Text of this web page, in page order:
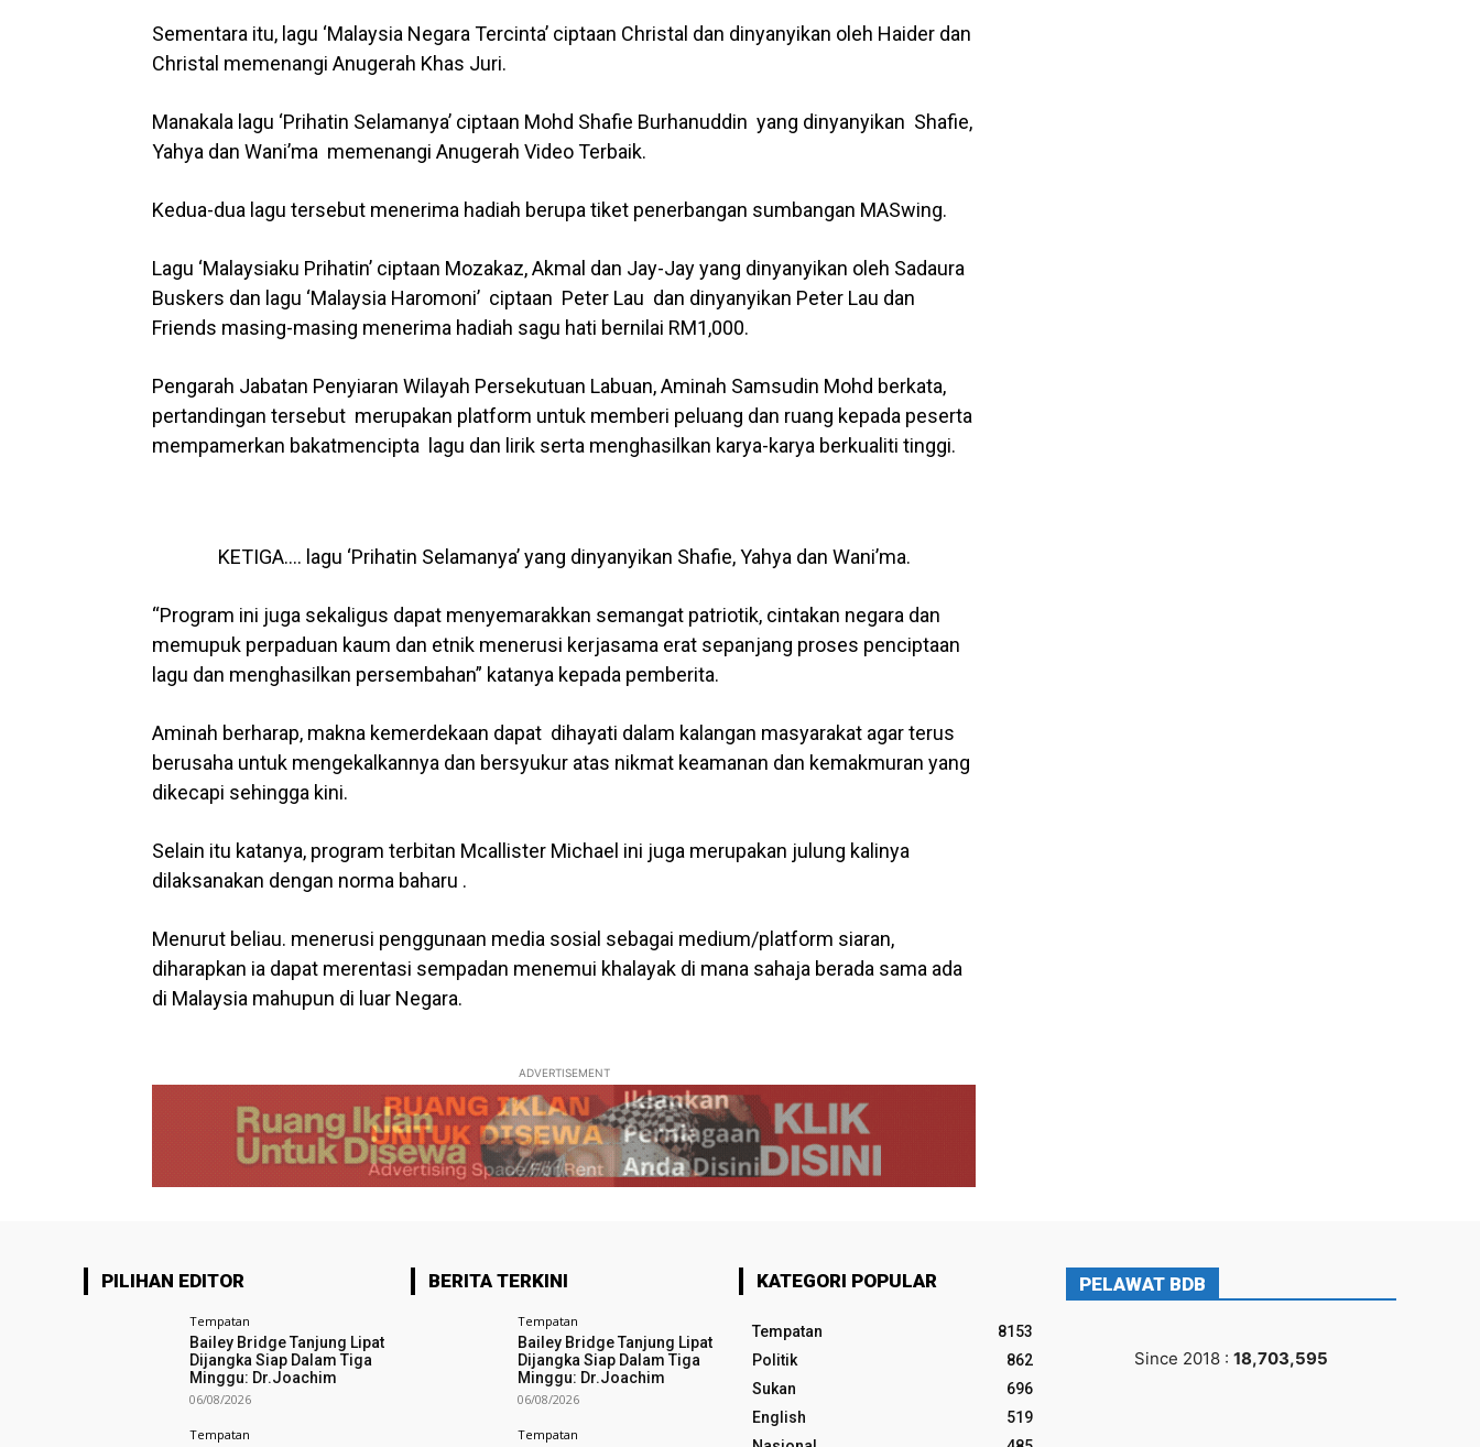
Sementara itu, lagu ‘Malaysia Negara Tercinta’ ciptaan Christal dan dinyanyikan oleh Haider dan
Christal memenangi Anugerah Khas Juri.
Manakala lagu ‘Prihatin Selamanya’ ciptaan Mohd Shafie Burhanuddin yang dinyanyikan Shafie,
Yahya dan Wani’ma memenangi Anugerah Video Terbaik.
Kedua-dua lagu tersebut menerima hadiah berupa tiket penerbangan sumbangan MASwing.
Lagu ‘Malaysiaku Prihatin’ ciptaan Mozakaz, Akmal dan Jay-Jay yang dinyanyikan oleh Sadaura
Buskers dan lagu ‘Malaysia Haromoni’ ciptaan Peter Lau dan dinyanyikan Peter Lau dan
Friends masing-masing menerima hadiah sagu hati bernilai RM1,000.
Pengarah Jabatan Penyiaran Wilayah Persekutuan Labuan, Aminah Samsudin Mohd berkata,
pertandingan tersebut merupakan platform untuk memberi peluang dan ruang kepada peserta
mempamerkan bakatmencipta lagu dan lirik serta menghasilkan karya-karya berkualiti tinggi.
KETIGA…. lagu ‘Prihatin Selamanya’ yang dinyanyikan Shafie, Yahya dan Wani’ma.
“Program ini juga sekaligus dapat menyemarakkan semangat patriotik, cintakan negara dan
memupuk perpaduan kaum dan etnik menerusi kerjasama erat sepanjang proses penciptaan
lagu dan menghasilkan persembahan” katanya kepada pemberita.
Aminah berharap, makna kemerdekaan dapat dihayati dalam kalangan masyarakat agar terus
berusaha untuk mengekalkannya dan bersyukur atas nikmat keamanan dan kemakmuran yang
dikecapi sehingga kini.
Selain itu katanya, program terbitan Mcallister Michael ini juga merupakan julung kalinya
dilaksanakan dengan norma baharu .
Menurut beliau. menerusi penggunaan media sosial sebagai medium/platform siaran,
diharapkan ia dapat merentasi sempadan menemui khalayak di mana sahaja berada sama ada
di Malaysia mahupun di luar Negara.
ADVERTISEMENT
PILIHAN EDITOR
Tempatan
Bailey Bridge Tanjung Lipat
Dijangka Siap Dalam Tiga
Minggu: Dr.Joachim
06/08/2026
Tempatan
BERITA TERKINI
Tempatan
Bailey Bridge Tanjung Lipat
Dijangka Siap Dalam Tiga
Minggu: Dr.Joachim
06/08/2026
Tempatan
KATEGORI POPULAR
Tempatan
8153
Politik
862
Sukan
696
English
519
PELAWAT BDB
Since 2018 : 18,703,595